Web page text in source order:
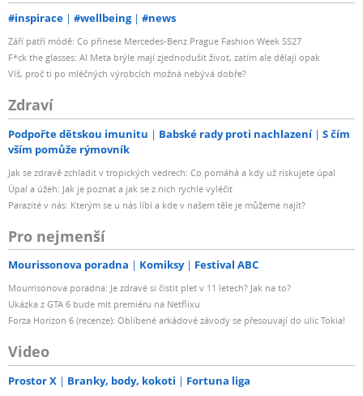
#inspirace #wellbeing #news
Září patří módě: Co přinese Mercedes-Benz Prague Fashion Week SS27
F*ck the glasses: AI Meta brýle mají zjednodušit život, zatím ale dělají opak
Víš, proč ti po mléčných výrobcích možná nebývá dobře?
Zdraví
Podpořte dětskou imunitu Babské rady proti nachlazení
S čím
vším pomůže rýmovník
Jak se zdravě zchladit v tropických vedrech: Co pomáhá a kdy už riskujete úpal
Úpal a úžeh: Jak je poznat a jak se z nich rychle vyléčit
Parazité v nás: Kterým se u nás líbí a kde v našem těle je můžeme najít?
Pro nejmenší
Mourissonova poradna Komiksy Festival ABC
Mourrisonova poradna: Je zdravé si čistit pleť v 11 letech? Jak na to?
Ukázka z GTA 6 bude mít premiéru na Netflixu
Forza Horizon 6 (recenze): Oblíbené arkádové závody se přesouvají do ulic Tokia!
Video
Prostor X Branky, body, kokoti Fortuna liga